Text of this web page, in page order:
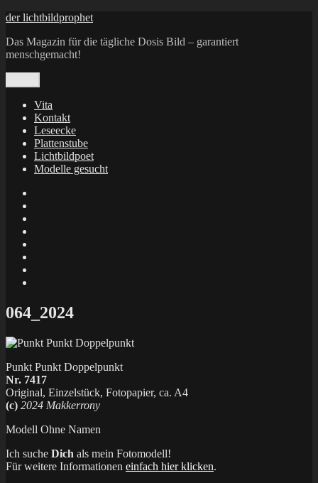
Zum
springen
der lichtbildprophet
Das Magazin für die tägliche Dosis Bild – garantiert
menschgemacht!
Vita
Kontakt
Leseecke
Plattenstube
Lichtbildpoet
Modelle gesucht
X
064_2024
Punkt Punkt Doppelpunkt
Nr. 7417
Original, Einzelstück, Fotopapier, ca. A4
(c) 2024 Makkerrony
Modell Ohne Namen
Ich suche Dich als mein Fotomodell!
Für weitere Informationen einfach hier klicken.